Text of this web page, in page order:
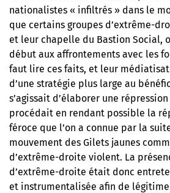
nationalistes « infiltrés » dans le
que certains groupes d’extrême-
et leur chapelle du Bastion Social,
début aux affrontements avec les
faut lire ces faits, et leur
d’une stratégie plus large au
s’agissait d’élaborer une
procédait en rendant possible la
féroce que l’on a connue par la
mouvement des Gilets jaunes
d’extrême-droite violent. La
d’extrême-droite était donc
et instrumentalisée afin de